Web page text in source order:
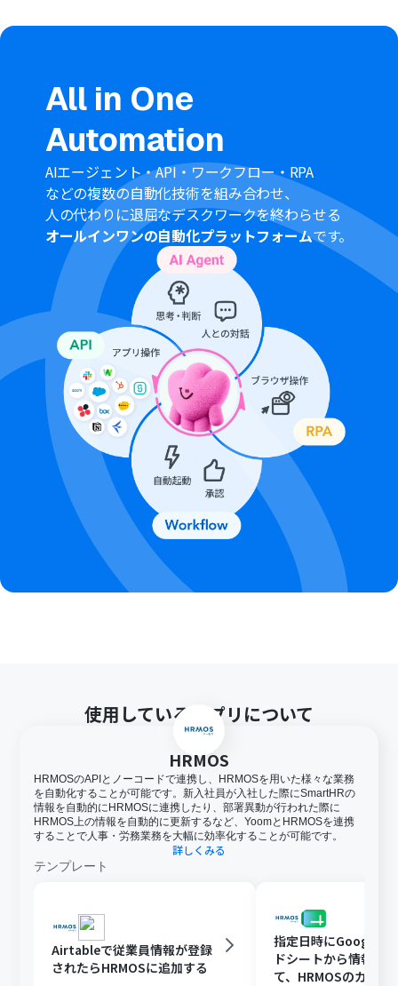
間隔を選択できます。
る際の注意事項は「【アプリトリガー】Googleスプレッ
ドシートのトリガーにおける注意事項
さい。
All in One
Automation
AIエージェント・API・ワークフロー・RPA
などの複数の自動化技術を組み合わせ、
人の代わりに退屈なデスクワークを終わらせる
オールインワンの自動化プラットフォームです。
使用しているアプリについて
HRMOS
HRMOSのAPIとノーコードで連携し、HRMOSを用いた様々な業務
を自動化することが可能です。新入社員が入社した際にSmartHRの
情報を自動的にHRMOSに連携したり、部署異動が行われた際に
HRMOS上の情報を自動的に更新するなど、YoomとHRMOSを連携
することで人事・労務業務を大幅に効率化することが可能です。
詳しくみる
テンプレート
Airtableで従業員情報が登録
されたらHRMOSに追加する
指定日時にGoogle ス
ドシートから情報を
て、HRMOSのカスタ